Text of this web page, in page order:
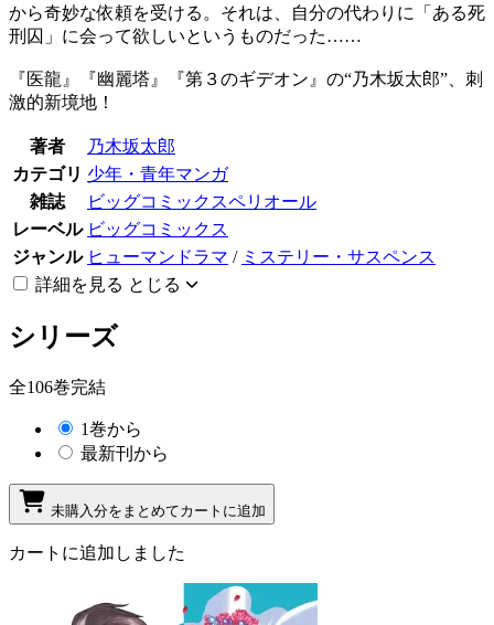
から奇妙な依頼を受ける。それは、自分の代わりに「ある死
刑囚」に会って欲しいというものだった……
『医龍』『幽麗塔』『第３のギデオン』の“乃木坂太郎”、刺
激的新境地！
著者
乃木坂太郎
カテゴリ 少年・青年マンガ
雑誌
ビッグコミックスペリオール
レーベル ビッグコミックス
ジャンル ヒューマンドラマ / ミステリー・サスペンス
詳細を見る とじる
シリーズ
全106巻完結
1巻から
最新刊から
未購入分をまとめてカートに追加
カートに追加しました